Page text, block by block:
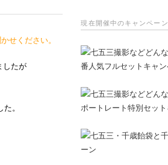
せください。
したが
。
現在開催中のキャンペーン